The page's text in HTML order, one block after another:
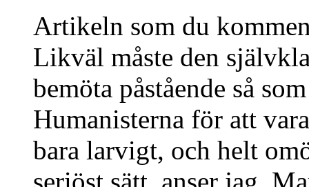
Artikeln som du
Likväl måste den
bemöta påstående så
Humanisterna för att
bara larvigt, och helt